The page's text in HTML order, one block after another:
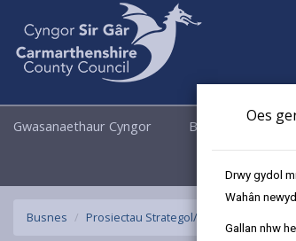
Oes
Drwy gydol
Wahân
Gallan nhw
Gwasanaethaur Cyngor Busnes
Busnes Prosiectau Strategol/Arunigol y Gronfa